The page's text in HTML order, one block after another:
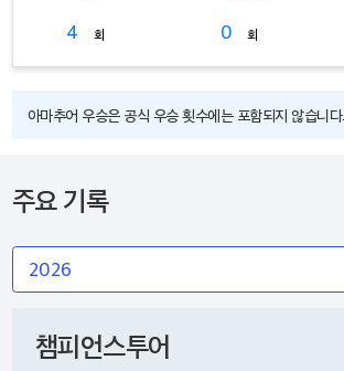
4 회 0 회
아마추어 우승은 공식 우승 횟수에는 포함되지 않습니다.
주요 기록
챔피언스투어